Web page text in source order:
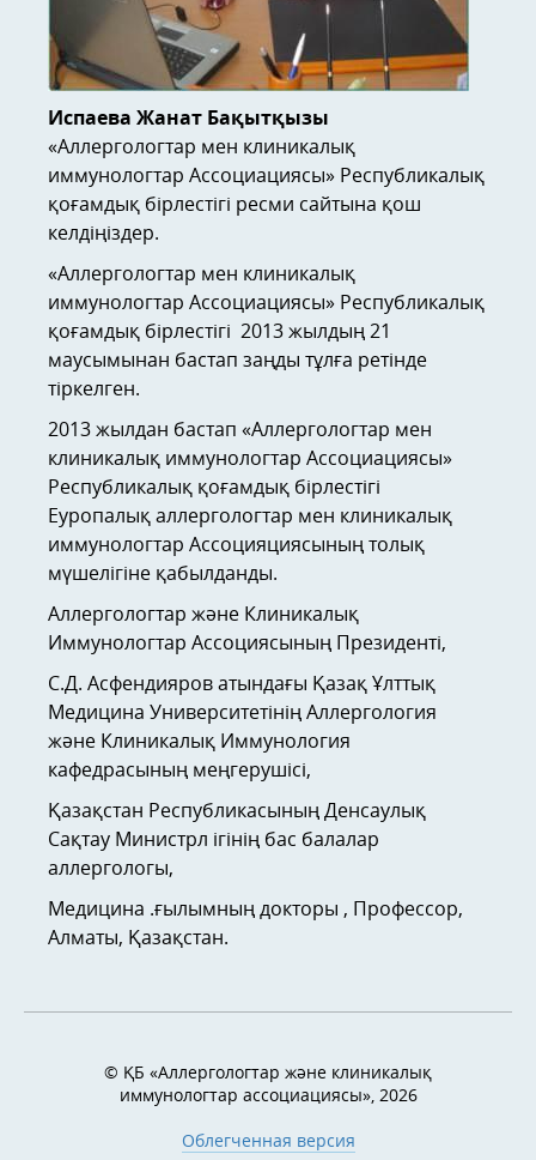
Испаева Жанат Бақытқызы
«Аллергологтар мен клиникалық
иммунологтар Ассоциациясы» Республикалық
қоғамдық бірлестігі ресми сайтына қош
келдіңіздер.
«Аллергологтар мен клиникалық
иммунологтар Ассоциациясы» Республикалық
қоғамдық бірлестігі 2013 жылдың 21
маусымынан бастап заңды тұлға ретінде
тіркелген.
2013 жылдан бастап «Аллергологтар мен
клиникалық иммунологтар Ассоциациясы»
Республикалық қоғамдық бірлестігі
Еуропалық аллергологтар мен клиникалық
иммунологтар Ассоцияциясының толық
мүшелігіне қабылданды.
Аллергологтар және Клиникалық
Иммунологтар Ассоциясының Президенті,
С.Д. Асфендияров атындағы Қазақ Ұлттық
Медицина Университетінің Аллергология
және Клиникалық Иммунология
кафедрасының меңгерушісі,
Қазақстан Республикасының Денсаулық
Сақтау Министрл ігінің бас балалар
аллергологы,
Медицина .ғылымның докторы , Профессор,
Алматы, Қазақстан.
© ҚБ «Аллергологтар және клиникалық
иммунологтар ассоциациясы», 2026
Облегченная версия